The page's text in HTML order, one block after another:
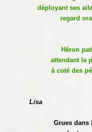
déployant ses
regard
Héron
attendant le
à coté des
Lisa
Grues dans